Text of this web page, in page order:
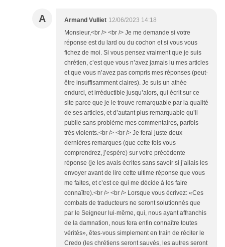
A Armand Vulliet 12/06/2023 14:18
Monsieur,<br /> <br /> Je me demande si votre
réponse est du lard ou du cochon et si vous vous
fichez de moi. Si vous pensez vraiment que je suis
chrétien, c’est que vous n’avez jamais lu mes articles
et que vous n’avez pas compris mes réponses (peut-
être insuffisamment claires). Je suis un athée
endurci, et irréductible jusqu’alors, qui écrit sur ce
site parce que je le trouve remarquable par la qualité
de ses articles, et d’autant plus remarquable qu’il
publie sans problème mes commentaires, parfois
très violents.<br /> <br /> Je ferai juste deux
dernières remarques (que cette fois vous
comprendrez, j’espère) sur votre précédente
réponse (je les avais écrites sans savoir si j’allais les
envoyer avant de lire cette ultime réponse que vous
me faites, et c’est ce qui me décide à les faire
connaître).<br /> <br /> Lorsque vous écrivez: «Ces
combats de traducteurs ne seront solutionnés que
par le Seigneur lui-même, qui, nous ayant affranchis
de la damnation, nous fera enfin connaître toutes
vérités», êtes-vous simplement en train de réciter le
Credo (les chrétiens seront sauvés, les autres seront